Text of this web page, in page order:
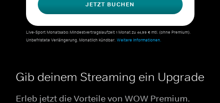
JETZT BUCHEN
Live-Sport Monatsabo: Mindestvertragslaufzeit 1 Monat zu 44,99 € mtl. (ohne Premium).
Unbefristete Verlängerung. Monatlich kündbar. Weitere Informationen.
Gib deinem Streaming ein Upgrade
Erleb jetzt die Vorteile von WOW Premium.